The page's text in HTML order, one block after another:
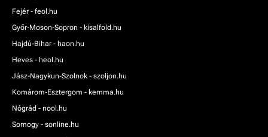
Fejér - feol.hu
Győr-Moson-Sopron - kisalfold.hu
Hajdú-Bihar - haon.hu
Heves - heol.hu
Jász-Nagykun-Szolnok - szoljon.hu
Komárom-Esztergom - kemma.hu
Nógrád - nool.hu
Somogy - sonline.hu